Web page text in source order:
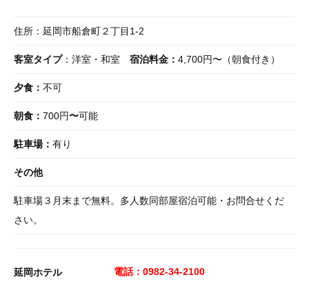
住所：延岡市船倉町２丁目1-2
客室タイプ：洋室・和室 宿泊料金： 4,700円〜（朝食付き）
夕食： 不可
朝食： 700円〜可能
駐車場： 有り
その他
駐車場３月末まで無料。多人数同部屋宿泊可能・お問合せくだ
さい。
延岡ホテル 電話：0982-34-2100